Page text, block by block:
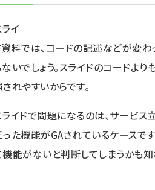
イ
資料では、コードの記述などが変
ないでしょう。スライドのコードよ
されやすいからです。
ライドで問題になるのは、サービ
った機能がGAされているケースで
能がないと判断してしまうかも知